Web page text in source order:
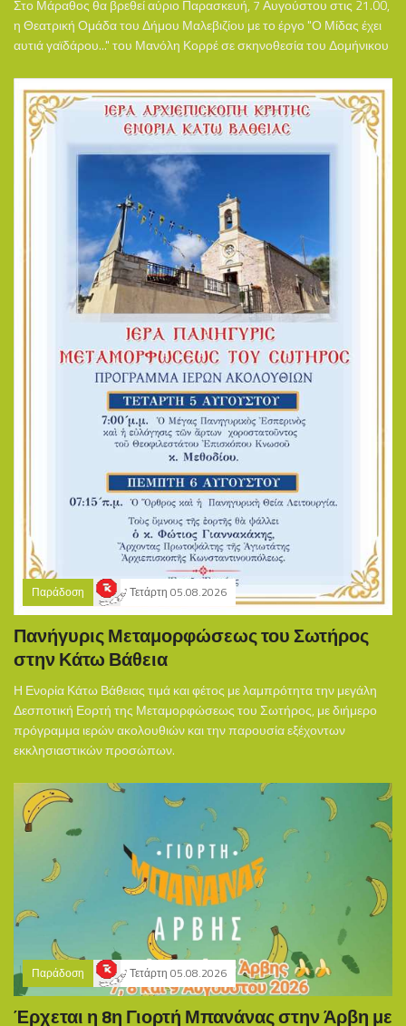
Στο Μάραθος θα βρεθεί αύριο Παρασκευή, 7 Αυγούστου στις 21.00,
η Θεατρική Ομάδα του Δήμου Μαλεβιζίου με το έργο "Ο Μίδας έχει
αυτιά γαϊδάρου..." του Μανόλη Κορρέ σε σκηνοθεσία του Δομήνικου
Παράδοση Τετάρτη 05.08.2026
Πανήγυρις Μεταμορφώσεως του Σωτήρος
στην Κάτω Βάθεια
Η Ενορία Κάτω Βάθειας τιμά και φέτος με λαμπρότητα την μεγάλη
Δεσποτική Εορτή της Μεταμορφώσεως του Σωτήρος, με διήμερο
πρόγραμμα ιερών ακολουθιών και την παρουσία εξέχοντων
εκκλησιαστικών προσώπων.
Παράδοση Τετάρτη 05.08.2026
Έρχεται η 8η Γιορτή Μπανάνας στην Άρβη με